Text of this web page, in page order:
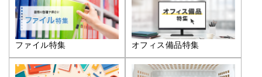
ファイル特集 オフィス備品特集